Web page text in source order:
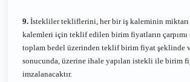
9. İstekliler tekliflerini, her bir iş kaleminin
kalemleri için teklif edilen birim fiyatların çarpımı
toplam bedel üzerinden teklif birim fiyat şeklinde
sonucunda, üzerine ihale yapılan istekli ile birim
imzalanacaktır.